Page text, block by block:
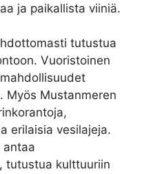
ja paikallista viiniä.
tutustua
Vuoristoinen
Myös Mustanmeren
erilaisia vesilajeja.
antaa
tutustua kulttuuriin